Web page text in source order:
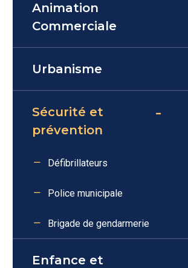
Animation
Commerciale
Urbanisme
Sécurité et
prévention
Défibrillateurs
Police municipale
Brigade de gendarmerie
Enfance et